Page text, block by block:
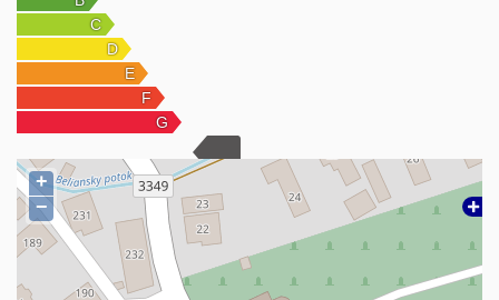
turistiku, cyklistiku, rybolov, hubárčenie či vodné športy. V blízkosti
sa nachádza aj zastávka SAD s pravidelným spojením do Košíc,
vrátane spojenia k štadiónu Lokomotíva.
Ak hľadáte miesto, kde si môžete vychutnávať ticho lesa, čistý
vzduch, zvuk tečúceho potoka a dokonalý pokoj, pričom mesto
máte na dosah len niekoľko minút jazdy, táto nehnuteľnosť je
výbornou voľbou.
Možná je aj výmena za byt v Košiciach.
Cena: 99 900 €
+
−